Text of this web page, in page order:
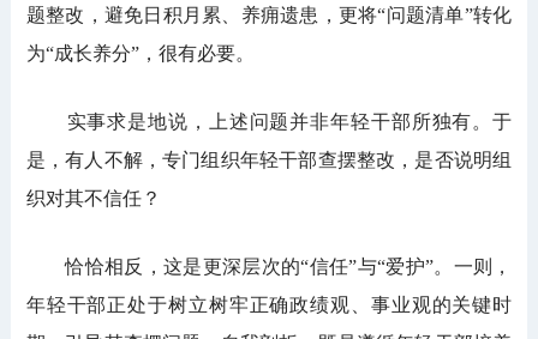
题整改，避免日积月累、养痈遗患，更将“问题清单”转化
为“成长养分”，很有必要。
实事求是地说，上述问题并非年轻干部所独有。于
是，有人不解，专门组织年轻干部查摆整改，是否说明组
织对其不信任？
恰恰相反，这是更深层次的“信任”与“爱护”。一则，
年轻干部正处于树立树牢正确政绩观、事业观的关键时